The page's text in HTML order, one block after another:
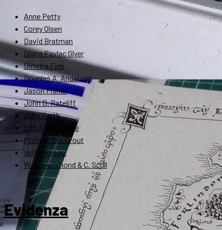
Anne Petty
Corey Olsen
David Bratman
Diana Pavlac Glyer
Dimitra Fimi
Douglas A. Anderson
Jason Fisher
John D. Rateliff
John Garth
L.M. Gildersleeve
Michael D.C. Drout
Verlyn Flieger
W. G. Hammond & C. Scull
Evidenza